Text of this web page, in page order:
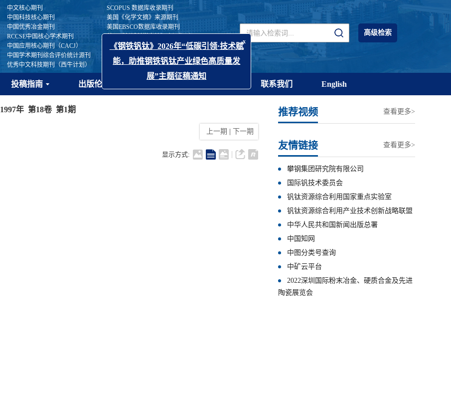
中文核心期刊
SCOPUS 数据库收录期刊
中国科技核心期刊
美国《化学文摘》来源期刊
中国优秀冶金期刊
美国EBSCO数据库收录期刊
RCCSE中国核心学术期刊
中国应用核心期刊（CACJ）
美国《乌利希期刊指南》收录期刊
中国学术期刊综合评价统计源刊
俄罗斯《文摘杂志》来源期刊
优秀中文科技期刊（西牛计划）
日本《科学技术文献数据库》（JST）收录刊
高级检索
投稿指南 出版伦理 联系我们 English
1997年 第18卷 第1期
上一期 下一期
显示方式:
推荐视频 查看更多>
友情链接 查看更多>
攀钢集团研究院有限公司
国际钒技术委员会
钒钛资源综合利用国家重点实验室
钒钛资源综合利用产业技术创新战略联盟
中华人民共和国新闻出版总署
中国知网
中图分类号查询
中矿云平台
2022深圳国际粉末冶金、硬质合金及先进
陶瓷展览会
x
《钢铁钒钛》2026年“低碳引领·技术赋
能，助推钢铁钒钛产业绿色高质量发
展”主题征稿通知